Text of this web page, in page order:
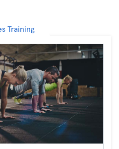
Training